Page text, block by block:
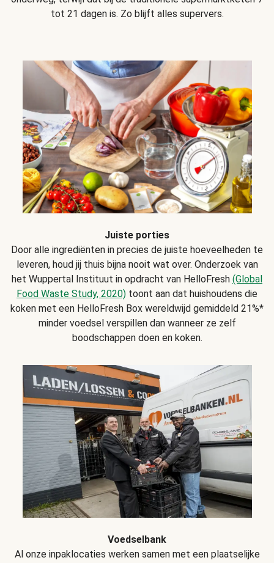
tot 21 dagen is. Zo blijft alles supervers.
Juiste porties
Door alle ingrediënten in precies de juiste hoeveelheden te
leveren, houd jij thuis bijna nooit wat over. Onderzoek van
het Wuppertal Instituut in opdracht van HelloFresh (Global
Food Waste Study, 2020) toont aan dat huishoudens die
koken met een HelloFresh Box wereldwijd gemiddeld 21%*
minder voedsel verspillen dan wanneer ze zelf
boodschappen doen en koken.
Voedselbank
Al onze inpaklocaties werken samen met een plaatselijke